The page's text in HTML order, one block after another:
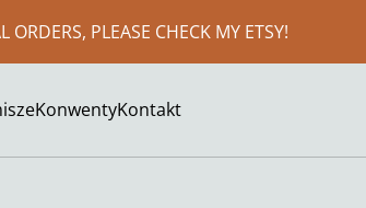
PLEASE CHECK MY ETSY!
KonwentyKontakt